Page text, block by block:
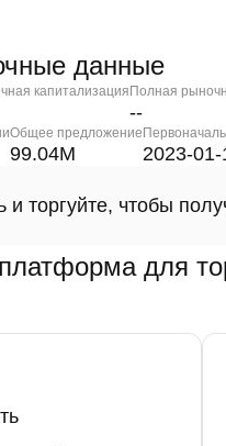
данные
капитализация Полная
--
Общее предложение
99.04M 2023-01-
и торгуйте, чтобы
для